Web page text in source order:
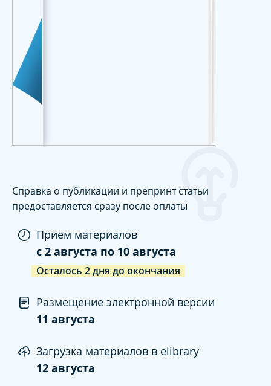
Справка о публикации и препринт статьи
предоставляется сразу после оплаты
Прием материалов
c 2 августа по 10 августа
Осталось 2дня до окончания
Размещение электронной версии
11 августа
Загрузка материалов в elibrary
12 августа